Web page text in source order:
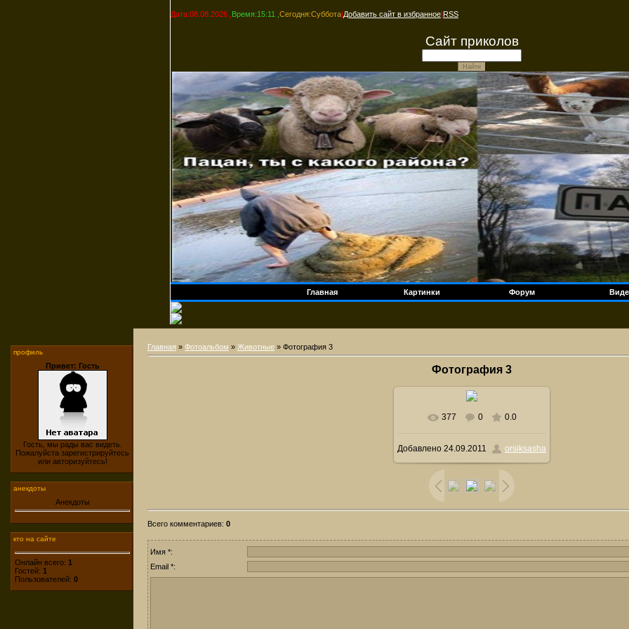
Дата:08.08.2026 , Время:15:11 , Сегодня:Суббота|Добавить сайт в избранное|RSS
Сайт приколов
Главная Картинки Форум
профиль
Привет: Гость
Гость, мы рады вас видеть.
Пожалуйста зарегистрируйтесь
или авторизуйтесь!
анекдоты
Анекдоты
кто на сайте
Онлайн всего: 1
Гостей: 1
Пользователей: 0
Главная » Фотоальбом » Животные » Фотография 3
Фотография 3
377 0 0.0
Добавлено 24.09.2011 orsiksasha
Всего комментариев: 0
Имя *:
Email *: